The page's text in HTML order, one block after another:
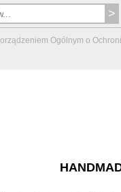
Ogólnym o